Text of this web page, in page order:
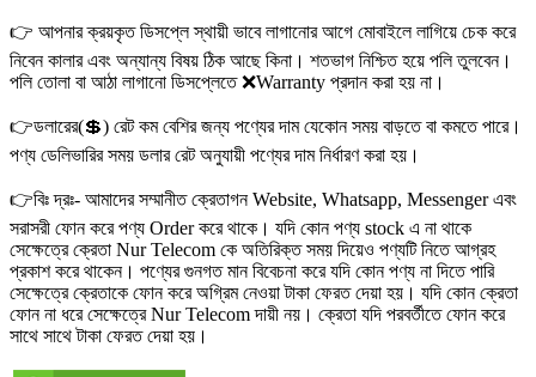
👉 আপনার ক্রয়কৃত ডিসপ্লে স্থায়ী ভাবে লাগানোর আগে মোবাইলে লাগিয়ে চেক করে
নিবেন কালার এবং অন্যান্য বিষয় ঠিক আছে কিনা। শতভাগ নিশ্চিত হয়ে পলি তুলবেন।
পলি তোলা বা আঠা লাগানো ডিসপ্লেতে ❌Warranty প্রদান করা হয় না।
👉ডলারের(💲) রেট কম বেশির জন্য পণ্যের দাম যেকোন সময় বাড়তে বা কমতে পারে।
পণ্য ডেলিভারির সময় ডলার রেট অনুযায়ী পণ্যের দাম নির্ধারণ করা হয়।
👉বিঃ দ্রঃ- আমাদের সম্মানীত ক্রেতাগন Website, Whatsapp, Messenger এবং
সরাসরী ফোন করে পণ্য Order করে থাকে। যদি কোন পণ্য stock এ না থাকে
সেক্ষেত্রে ক্রেতা Nur Telecom কে অতিরিক্ত সময় দিয়েও পণ্যটি নিতে আগ্রহ
প্রকাশ করে থাকেন। পণ্যের গুনগত মান বিবেচনা করে যদি কোন পণ্য না দিতে পারি
সেক্ষেত্রে ক্রেতাকে ফোন করে অগ্রিম নেওয়া টাকা ফেরত দেয়া হয়। যদি কোন ক্রেতা
ফোন না ধরে সেক্ষেত্রে Nur Telecom দায়ী নয়। ক্রেতা যদি পরবর্তীতে ফোন করে
সাথে সাথে টাকা ফেরত দেয়া হয়।